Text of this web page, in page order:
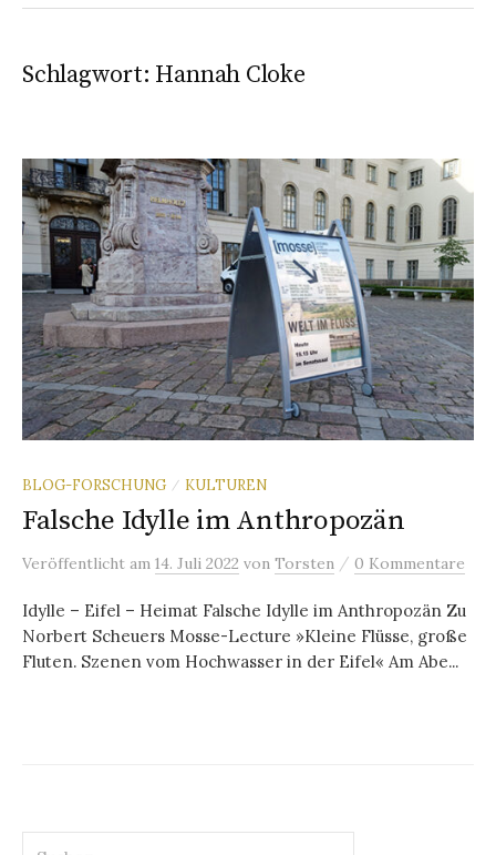
Schlagwort: Hannah Cloke
BLOG-FORSCHUNG / KULTUREN
Falsche Idylle im Anthropozän
Veröffentlicht am 14. Juli 2022 von Torsten / 0 Kommentare
Idylle – Eifel – Heimat Falsche Idylle im Anthropozän Zu
Norbert Scheuers Mosse-Lecture »Kleine Flüsse, große
Fluten. Szenen vom Hochwasser in der Eifel« Am Abe...